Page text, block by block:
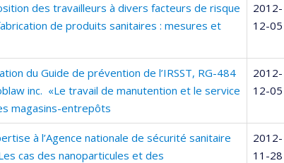
des travailleurs à divers facteurs de risque
de produits sanitaires : mesures et
2012-
12-05
du Guide de prévention de l’IRSST, RG-484
inc. «Le travail de manutention et le service
magasins-entrepôts
2012-
12-05
à l’Agence nationale de sécurité sanitaire
cas des nanoparticules et des
2012-
11-28